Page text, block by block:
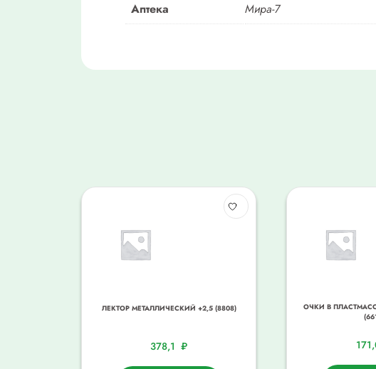
Аптека
Мира-7
ЛЕКТОР МЕТАЛЛИЧЕСКИЙ +2,5 (8808)
378,1₽
ОЧКИ В